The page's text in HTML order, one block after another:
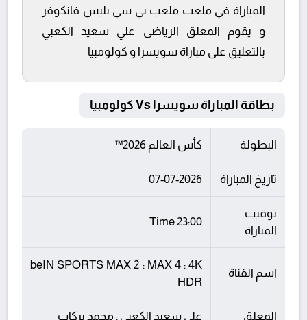
المباراة في ملعب ملعب بي سي بليس فانكوفر
و يقوم المعلق الرياضى علي سعيد الكعبي
بالتعليق على مباراة سويسرا و كولومبيا
بطاقة المباراة سويسرا Vs كولومبيا
البطولة كأس العالم 2026™
تاريخ المباراة 07-07-2026
توقيت
المباراة
23:00 Time
اسم القناة
beIN SPORTS MAX 2 : MAX 4 : 4K
HDR
المعلق علي سعيد الكعبي : محمد بركات